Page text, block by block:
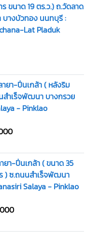
ขนาด 19 ตร.ว.) ถ.วัดลาด
างบัวทอง นนทบุรี :
Lat Pladuk
ยา-ปิ่นเกล้า ( หลังริม
สำเร็จพัฒนา บางกรวย
- Pinklao
า-ปิ่นเกล้า ( ขนาด 35
) ซ.ถนนสำเร็จพัฒนา
Salaya - Pinklao